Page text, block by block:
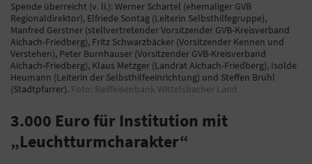
Spende überreicht (v. li.): Werner Schartel (ehemaliger GVB
Regionaldirektor), Elfriede Sontag (Leiterin Selbsthilfegruppe),
Manfred Gerstner (stellvertretender Vorsitzender GVB-Kreisverband
Aichach-Friedberg), Fritz Schwarzbäcker (Vorsitzender Kennen und
Verstehen), Peter Burnhauser (Vorsitzender GVB-Kreisverband
Aichach-Friedberg), Klaus Metzger (Landrat Aichach-Friedberg), Isolde
Heumann (Leiterin der Selbsthilfeeinrichtung) und Steffen Brühl
(Stadtpfarrer). Foto: Raiffeisenbank Wittelsbacher Land
3.000 Euro für Institution mit
„Leuchtturmcharakter“